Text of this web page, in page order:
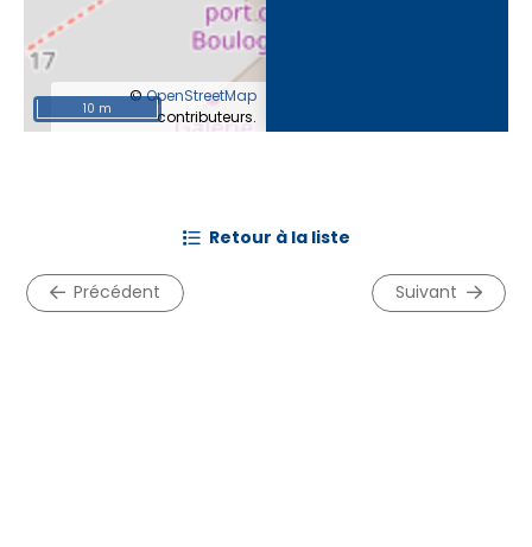
©OpenStreetMap
contributeurs.
10 m
précédent
retour à la liste
suivant